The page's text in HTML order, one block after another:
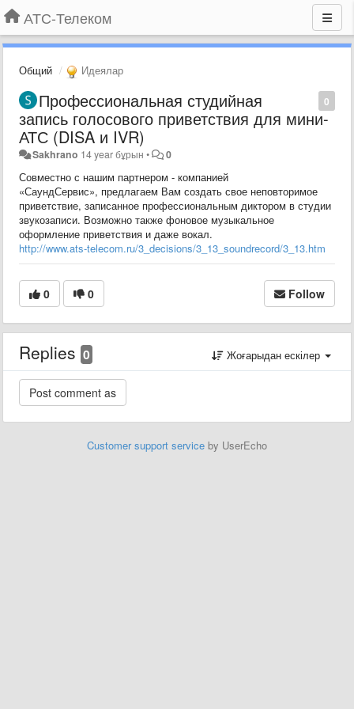
АТС-Телеком
Общий Идеялар
0
Профессиональная студийная
запись голосового приветствия для мини-
АТС (DISA и IVR)
Sakhrano 14 year бұрын • 0
Совместно с нашим партнером - компанией
«СаундСервис», предлагаем Вам создать свое неповторимое
приветствие, записанное профессиональным диктором в студии
звукозаписи. Возможно также фоновое музыкальное
оформление приветствия и даже вокал.
http://www.ats-telecom.ru/3_decisions/3_13_soundrecord/3_13.htm
0 0 Follow
Replies 0 Жоғарыдан ескілер
Customer support service by UserEcho